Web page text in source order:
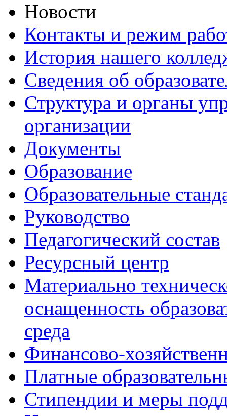
Новости
Контакты и режим
История нашего
Сведения об
Структура и органы
организации
Документы
Образование
Образовательные
Руководство
Педагогический состав
Ресурсный центр
Материально
оснащенность
среда
Финансово-
Платные
Стипендии и меры